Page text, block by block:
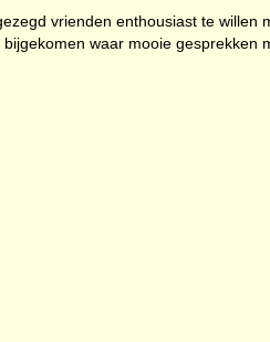
vrienden enthousiast te
waar mooie gesprekken